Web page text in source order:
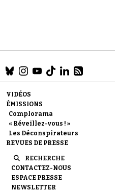
VIDÉOS
ÉMISSIONS
Complorama
« Réveillez-vous ! »
Les Déconspirateurs
REVUES DE PRESSE
RECHERCHE
CONTACTEZ-NOUS
ESPACE PRESSE
NEWSLETTER